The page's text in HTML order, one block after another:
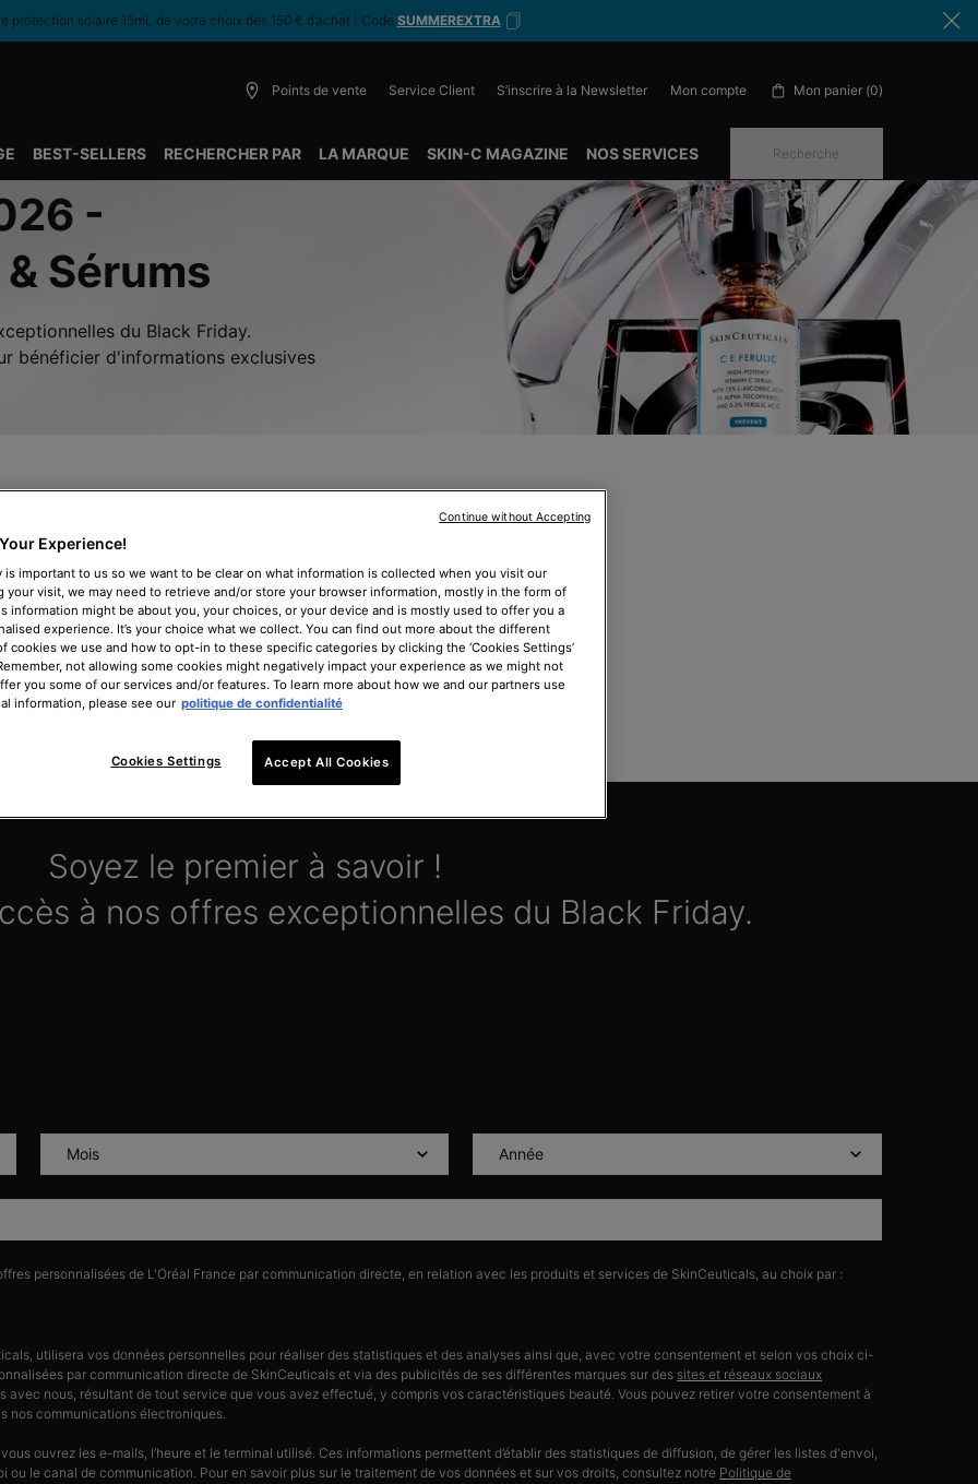
protection solaire 15mL de votre choix dès 150 € d’achat | Code SUMMEREXTRA
Points de vente Service Client S’inscrire à la Newsletter Mon compte Mon panier 0
0 produit in cart
BEST-SELLERS RECHERCHER PAR LA MARQUE SKIN-C MAGAZINE NOS SERVICES Recherche
-
Sérums
du Black Friday.
bénéficier d'informations exclusives
Black Friday arrive bientôt !
0
5
0
5 0
0
0
0 0
6
0
6
Days
0
0
0
0 0
4
0
4
Hours
0
4
0
4 0
5
0
5
Minutes
1
0
1
0 5
4
5
4
Seconds
VOIR TOUS NOS BEST-SELLERS
Soyez le premier à savoir !
à nos offres exceptionnelles du Black Friday.
personnalisées de L'Oréal France par communication directe, en relation avec les produits et services de SkinCeuticals, au choix par :
utilisera vos données personnelles pour réaliser des statistiques et des analyses ainsi que, avec votre consentement et selon vos choix ci-
par communication directe de SkinCeuticals et via des publicités de ses différentes marques sur des sites et réseaux sociaux
avec nous, résultant de tout service que vous avez effectué, y compris vos caractéristiques beauté. Vous pouvez retirer votre consentement à
nos communications électroniques.
ouvrez les e-mails, l’heure et le terminal utilisé. Ces informations permettent d’établir des statistiques de diffusion, de gérer les listes d'envoi,
ou le canal de communication. Pour en savoir plus sur le traitement de vos données et sur vos droits, consultez notre Politique de
Experience!
is important to us so we want to be clear on what information is collected when you visit our
your visit, we may need to retrieve and/or store your browser information, mostly in the form of
information might be about you, your choices, or your device and is mostly used to offer you a
experience. It’s your choice what we collect. You can find out more about the different
cookies we use and how to opt-in to these specific categories by clicking the ‘Cookies Settings’
not allowing some cookies might negatively impact your experience as we might not
you some of our services and/or features. To learn more about how we and our partners use
information, please see our politique de confidentialité
Cookies Settings Accept All Cookies
Continue without Accepting